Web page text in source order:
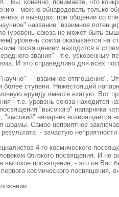
Вы, конечно, понимаете, что
- можно обнародовать только
и выводах: при общении со
название "взаимное
(уровень союза не может быть
уровень союза оказывается на
посвящением находится в
звания" - т.е. ускоренным
И это справедливо для всех
- "взаимное отягощение".
более ступени. Нижестоящий
ерунду вместе взятую. Вот
- т.е. уровень союза находится
"высокого" напарника
напарник возвращается
шрамы. Самое неприятное
- зачастую
4-го космического
близкого посвящения. И не
высокое посвящение, - это он Вас
космического посвящения,